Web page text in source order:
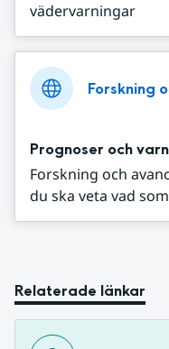
vädervarningar
Forskning
Prognoser och
Forskning och
du ska veta vad
Relaterade länkar